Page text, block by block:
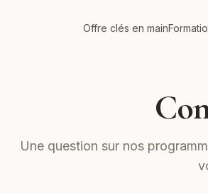
Offre clés en main
Une question sur nos